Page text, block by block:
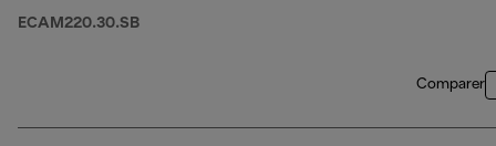
ECAM220.30.SB
Comparer